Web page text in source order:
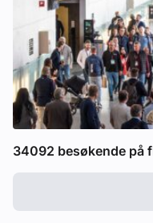
34092 besøkende på